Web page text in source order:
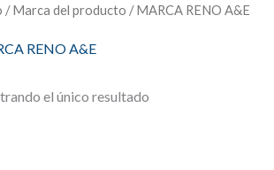
/ Marca del producto / MARCA RENO A&E
RENO A&E
el único resultado